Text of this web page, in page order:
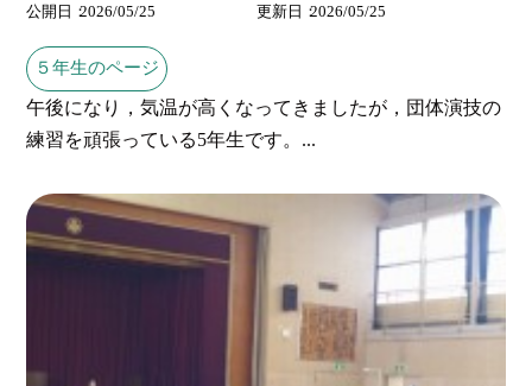
公開日 2026/05/25 更新日 2026/05/25
５年生のページ
午後になり，気温が高くなってきましたが，団体演技の
練習を頑張っている5年生です。...